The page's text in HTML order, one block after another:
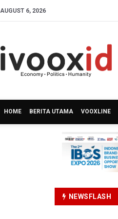
AUGUST 6, 2026
HOME BERITA UTAMA VOOXLINE
NEWSFLASH